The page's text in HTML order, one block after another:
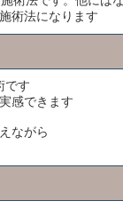
術法になります
です
感できます
ながら